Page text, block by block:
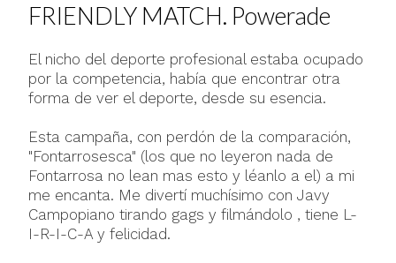
FRIENDLY MATCH. Powerade
El nicho del deporte profesional estaba ocupado
por la competencia, había que encontrar otra
forma de ver el deporte, desde su esencia.
Esta campaña, con perdón de la comparación,
"Fontarrosesca" (los que no leyeron nada de
Fontarrosa no lean mas esto y léanlo a el) a mi
me encanta. Me divertí muchísimo con Javy
Campopiano tirando gags y filmándolo , tiene L-
I-R-I-C-A y felicidad.